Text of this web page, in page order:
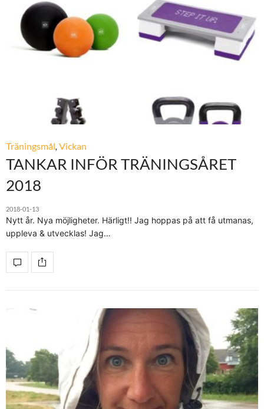
Träningsmål,Vickan
TANKAR INFÖR TRÄNINGSÅRET
2018
2018-01-13
Nytt år. Nya möjligheter. Härligt!! Jag hoppas på att få utmanas,
uppleva & utvecklas! Jag…